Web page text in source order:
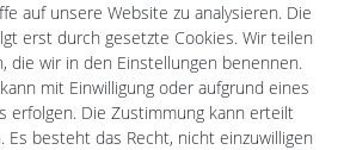
auf unsere Website zu analysieren. Die
erst durch gesetzte Cookies. Wir teilen
die wir in den Einstellungen benennen.
mit Einwilligung oder aufgrund eines
erfolgen. Die Zustimmung kann erteilt
besteht das Recht, nicht einzuwilligen